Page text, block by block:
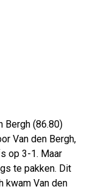
Bergh (86.80)
Van den Bergh,
op 3-1. Maar
te pakken. Dit
kwam Van den